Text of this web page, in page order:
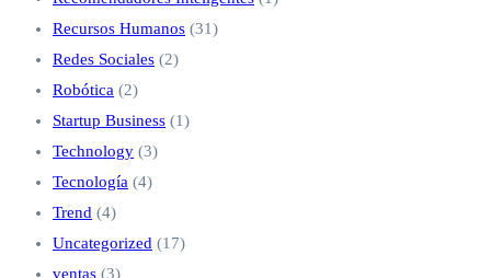
Recursos Humanos (31)
Redes Sociales (2)
Robótica (2)
Startup Business (1)
Technology (3)
Tecnología (4)
Trend (4)
Uncategorized (17)
ventas (3)